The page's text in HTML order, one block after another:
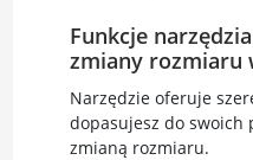
Funkcje
zmiany rozmiaru
Narzędzie oferuje
dopasujesz do swoich
zmianą rozmiaru.